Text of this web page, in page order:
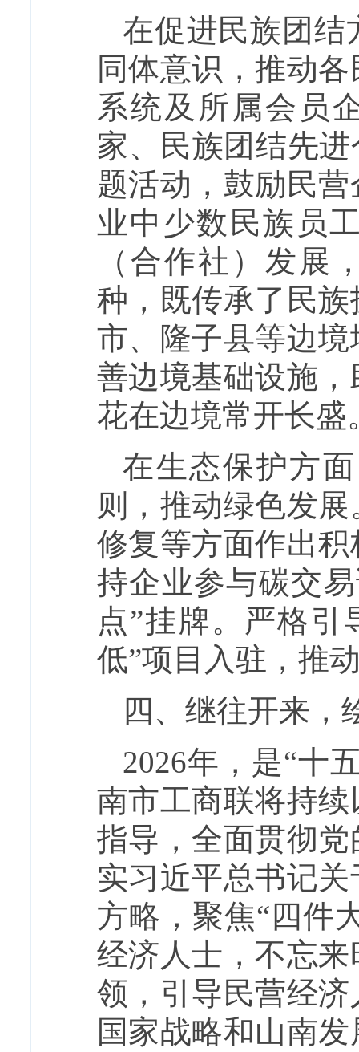
在促进民族团结
同体意识，推动
系统及所属会员
家、民族团结先
题活动，鼓励民
业中少数民族员
（合作社）发展
种，既传承了民
市、隆子县等边
善边境基础设施
花在边境常开长盛
在生态保护方
则，推动绿色发
修复等方面作出
持企业参与碳交
点”挂牌。严格
低”项目入驻，推
四、继往开来，
2026年，是“十
南市工商联将持
指导，全面贯彻
实习近平总书记
方略，聚焦“四件
经济人士，不忘
领，引导民营经
国家战略和山南